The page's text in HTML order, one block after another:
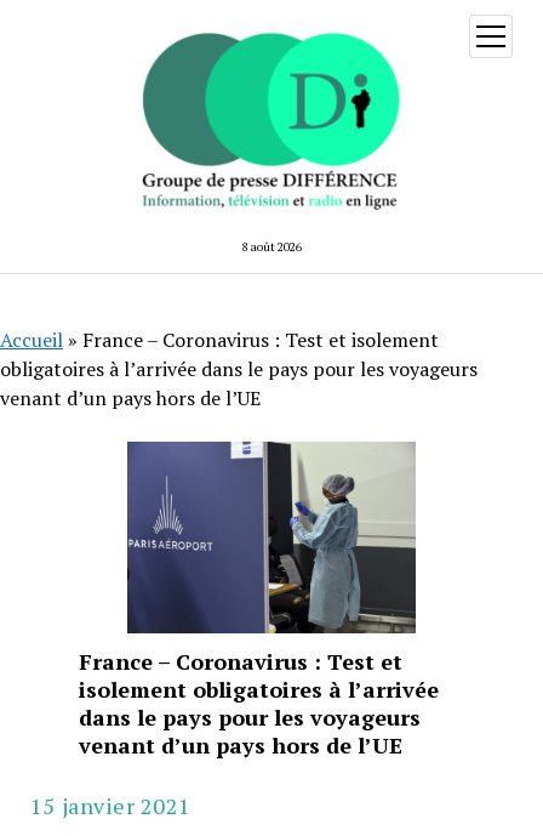
8 août 2026
ouvrir
menu
Accueil » France – Coronavirus : Test et isolement
obligatoires à l’arrivée dans le pays pour les voyageurs
venant d’un pays hors de l’UE
France – Coronavirus : Test et
isolement obligatoires à l’arrivée
dans le pays pour les voyageurs
venant d’un pays hors de l’UE
15 janvier 2021